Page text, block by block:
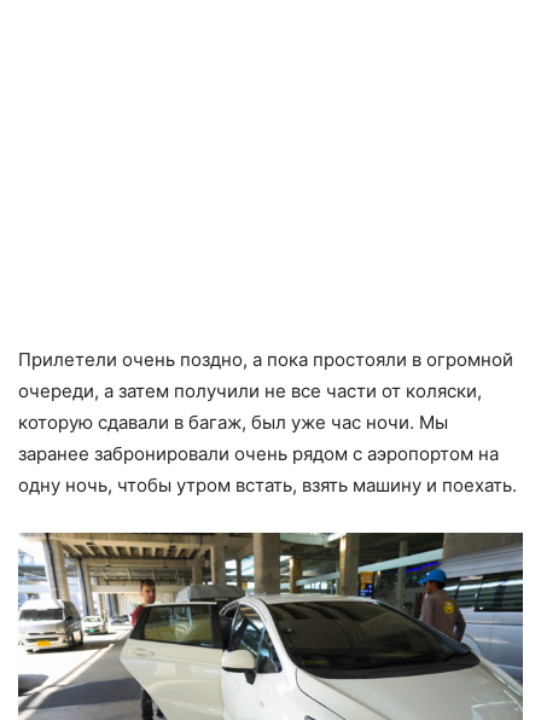
Прилетели очень поздно, а пока простояли в огромной
очереди, а затем получили не все части от коляски,
которую сдавали в багаж, был уже час ночи. Мы
заранее забронировали очень рядом с аэропортом на
одну ночь, чтобы утром встать, взять машину и поехать.